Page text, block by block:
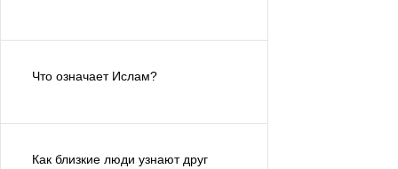
Что означает Ислам?
Как близкие люди узнают друг